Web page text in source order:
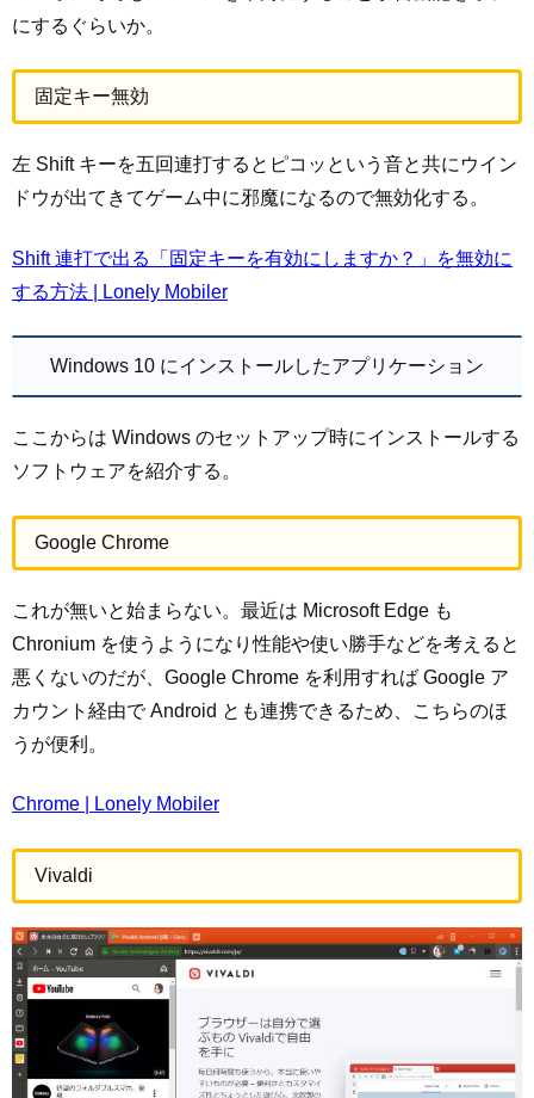
にするぐらいか。
固定キー無効
左 Shift キーを五回連打するとピコッという音と共にウイン
ドウが出てきてゲーム中に邪魔になるので無効化する。
Shift 連打で出る「固定キーを有効にしますか？」を無効に
する方法 | Lonely Mobiler
Windows 10 にインストールしたアプリケーション
ここからは Windows のセットアップ時にインストールする
ソフトウェアを紹介する。
Google Chrome
これが無いと始まらない。最近は Microsoft Edge も
Chronium を使うようになり性能や使い勝手などを考えると
悪くないのだが、Google Chrome を利用すれば Google ア
カウント経由で Android とも連携できるため、こちらのほ
うが便利。
Chrome | Lonely Mobiler
Vivaldi